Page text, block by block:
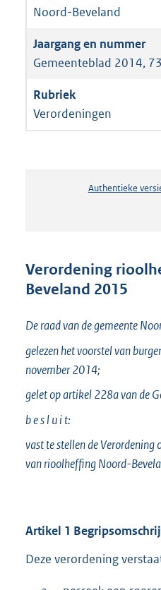
Noord-Beveland
Gemeenteblad 2014,
Verordeningen
Authentieke
Verordening
Beveland 2015
De raad van de gemeente
gelezen het voorstel van
november 2014;
gelet op artikel 228a van de
b e s l u i t:
vast te stellen de Verordening
van rioolheffing Noord-
Artikel 1
Deze verordening